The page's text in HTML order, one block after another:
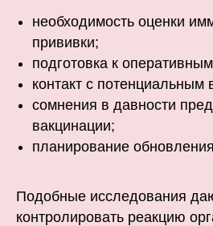
необходимость оценки
прививки;
подготовка к
контакт с потенциальным
сомнения в давности
вакцинации;
планирование
Подобные исследования
контролировать реакцию